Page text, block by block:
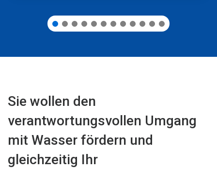
Sie wollen den
verantwortungsvollen Umgang
mit Wasser fördern und
gleichzeitig Ihr